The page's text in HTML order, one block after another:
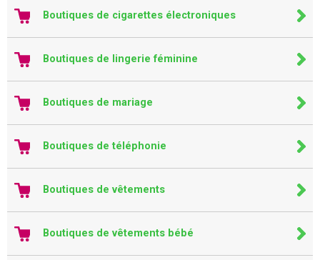
Boutiques de cigarettes électroniques
Boutiques de lingerie féminine
Boutiques de mariage
Boutiques de téléphonie
Boutiques de vêtements
Boutiques de vêtements bébé